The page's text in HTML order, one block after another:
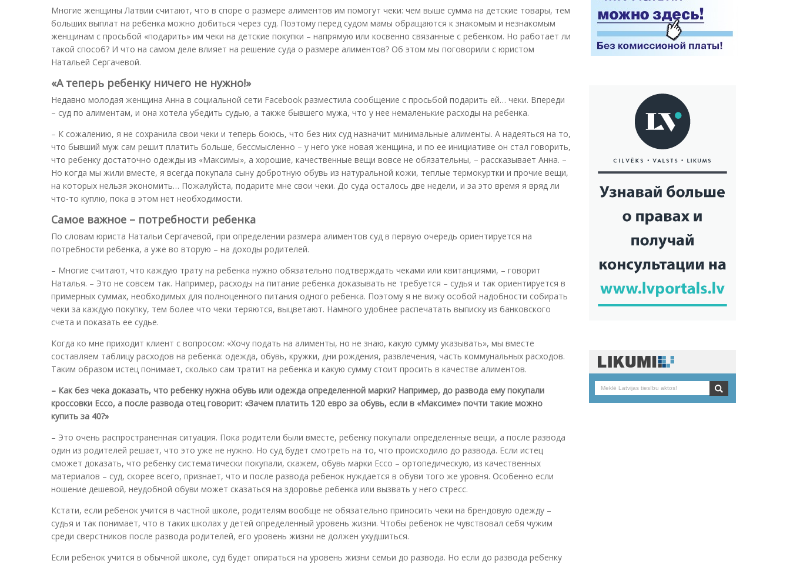
Многие женщины Латвии считают, что в споре о размере алиментов им помогут чеки: чем выше сумма на детские товары, тем
больших выплат на ребенка можно добиться через суд. Поэтому перед судом мамы обращаются к знакомым и незнакомым
женщинам с просьбой «подарить» им чеки на детские покупки – напрямую или косвенно связанные с ребенком. Но работает ли
такой способ? И что на самом деле влияет на решение суда о размере алиментов? Об этом мы поговорили с юристом
Натальей Сергачевой.
«А теперь ребенку ничего не нужно!»
Недавно молодая женщина Анна в социальной сети Facebook разместила сообщение с просьбой подарить ей… чеки. Впереди
– суд по алиментам, и она хотела убедить судью, а также бывшего мужа, что у нее немаленькие расходы на ребенка.
– К сожалению, я не сохранила свои чеки и теперь боюсь, что без них суд назначит минимальные алименты. А надеяться на то,
что бывший муж сам решит платить больше, бессмысленно – у него уже новая женщина, и по ее инициативе он стал говорить,
что ребенку достаточно одежды из «Максимы», а хорошие, качественные вещи вовсе не обязательны, – рассказывает Анна. –
Но когда мы жили вместе, я всегда покупала сыну добротную обувь из натуральной кожи, теплые термокуртки и прочие вещи,
на которых нельзя экономить… Пожалуйста, подарите мне свои чеки. До суда осталось две недели, и за это время я вряд ли
что-то куплю, пока в этом нет необходимости.
Самое важное – потребности ребенка
По словам юриста Натальи Сергачевой, при определении размера алиментов суд в первую очередь ориентируется на
потребности ребенка, а уже во вторую – на доходы родителей.
– Многие считают, что каждую трату на ребенка нужно обязательно подтверждать чеками или квитанциями, – говорит
Наталья. – Это не совсем так. Например, расходы на питание ребенка доказывать не требуется – судья и так ориентируется в
примерных суммах, необходимых для полноценного питания одного ребенка. Поэтому я не вижу особой надобности собирать
чеки за каждую покупку, тем более что чеки теряются, выцветают. Намного удобнее распечатать выписку из банковского
счета и показать ее судье.
Когда ко мне приходит клиент с вопросом: «Хочу подать на алименты, но не знаю, какую сумму указывать», мы вместе
составляем таблицу расходов на ребенка: одежда, обувь, кружки, дни рождения, развлечения, часть коммунальных расходов.
Таким образом истец понимает, сколько сам тратит на ребенка и какую сумму стоит просить в качестве алиментов.
– Как без чека доказать, что ребенку нужна обувь или одежда определенной марки? Например, до развода ему покупали
кроссовки Ecco, а после развода отец говорит: «Зачем платить 120 евро за обувь, если в «Максиме» почти такие можно
купить за 40?»
– Это очень распространенная ситуация. Пока родители были вместе, ребенку покупали определенные вещи, а после развода
один из родителей решает, что это уже не нужно. Но суд будет смотреть на то, что происходило до развода. Если истец
сможет доказать, что ребенку систематически покупали, скажем, обувь марки Ecco – ортопедическую, из качественных
материалов – суд, скорее всего, признает, что и после развода ребенок нуждается в обуви того же уровня. Особенно если
ношение дешевой, неудобной обуви может сказаться на здоровье ребенка или вызвать у него стресс.
Кстати, если ребенок учится в частной школе, родителям вообще не обязательно приносить чеки на брендовую одежду –
судья и так понимает, что в таких школах у детей определенный уровень жизни. Чтобы ребенок не чувствовал себя чужим
среди сверстников после развода родителей, его уровень жизни не должен ухудшиться.
Если ребенок учится в обычной школе, суд будет опираться на уровень жизни семьи до развода. Но если до развода ребенку